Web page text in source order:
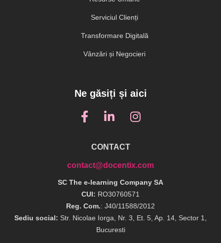
Serviciul Clienți
Transformare Digitală
Vânzări și Negocieri
Ne găsiți și aici
CONTACT
contact@docentix.com
SC The e-learning Company SA
CUI: RO30760571
Reg. Com.: J40/11588/2012
Sediu social: Str. Nicolae Iorga, Nr. 3, Et. 5, Ap. 14, Sector 1,
Bucuresti